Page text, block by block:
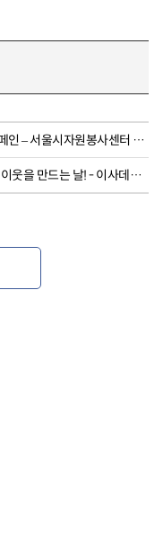
[공지] 2025 지구의 날 캠페인 – 서울시자원봉사센터 참가 안내
[마감] 이사 온 날은? 좋은 이웃을 만드는 날! - 이사데이 이웃데이 참여자 모집 (마감)